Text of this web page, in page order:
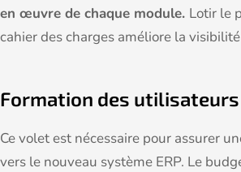
en œuvre de chaque module. Lotir le
cahier des charges améliore la
Formation des utilisateurs
Ce volet est nécessaire pour assurer
vers le nouveau système ERP. Le